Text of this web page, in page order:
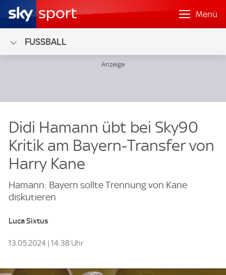
Menü
FUSSBALL
Didi Hamann übt bei Sky90
Kritik am Bayern-Transfer von
Harry Kane
Hamann: Bayern sollte Trennung von Kane
diskutieren
Luca Sixtus
13.05.2024 | 14:38 Uhr